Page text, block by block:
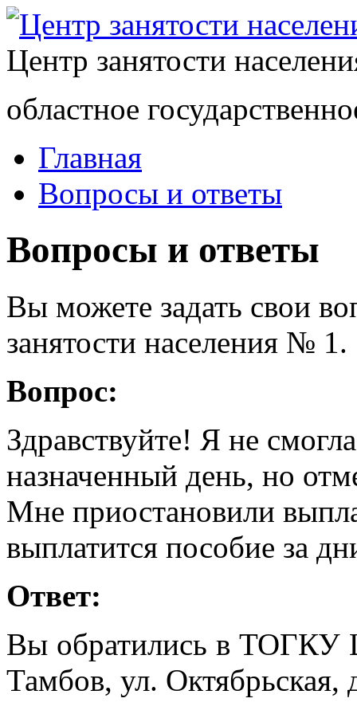
Центр занятости
областное
Главная
Вопросы и ответы
Вопросы и ответы
Вы можете задать свои
занятости населения № 1.
Вопрос:
Здравствуйте! Я не
назначенный день, но
Мне приостановили
выплатится пособие за
Ответ:
Вы обратились в ТОГКУ
Тамбов, ул. Октябрьская,